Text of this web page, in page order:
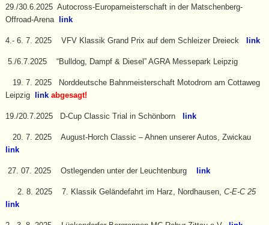
29./30.6.2025 Autocross-Europameisterschaft in der Matschenberg-
Offroad-Arena link
4.- 6. 7. 2025 VFV Klassik Grand Prix auf dem Schleizer Dreieck link
5./6.7.2025 “Bulldog, Dampf & Diesel” AGRA Messepark Leipzig
19. 7. 2025 Norddeutsche Bahnmeisterschaft Motodrom am Cottaweg
Leipzig link abgesagt!
19./20.7.2025 D-Cup Classic Trial in Schönborn link
20. 7. 2025 August-Horch Classic – Ahnen unserer Autos, Zwickau
link
27. 07. 2025 Ostlegenden unter der Leuchtenburg link
2. 8. 2025 7. Klassik Geländefahrt im Harz, Nordhausen, C-E-C 25
link